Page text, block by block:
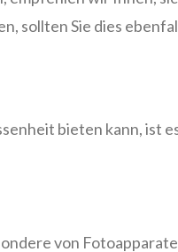
sollten Sie dies
bieten kann, ist
von